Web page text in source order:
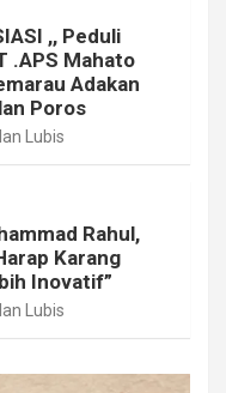
,, Peduli
.APS Mahato
Adakan
Poros
Lubis
Rahul,
Karang
Inovatif”
Lubis